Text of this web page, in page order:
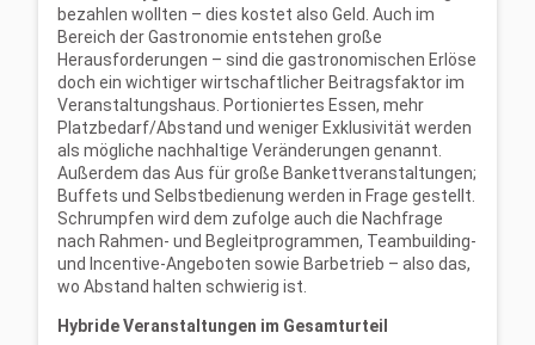
bezahlen wollten – dies kostet also Geld. Auch im
Bereich der Gastronomie entstehen große
Herausforderungen – sind die gastronomischen Erlöse
doch ein wichtiger wirtschaftlicher Beitragsfaktor im
Veranstaltungshaus. Portioniertes Essen, mehr
Platzbedarf/Abstand und weniger Exklusivität werden
als mögliche nachhaltige Veränderungen genannt.
Außerdem das Aus für große Bankettveranstaltungen;
Buffets und Selbstbedienung werden in Frage gestellt.
Schrumpfen wird dem zufolge auch die Nachfrage
nach Rahmen- und Begleitprogrammen, Teambuilding-
und Incentive-Angeboten sowie Barbetrieb – also das,
wo Abstand halten schwierig ist.
Hybride Veranstaltungen im Gesamturteil